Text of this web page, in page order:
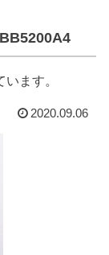
ます。
2020.09.06